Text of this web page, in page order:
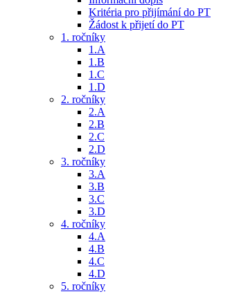
Kritéria pro přijímání do PT
Žádost k přijetí do PT
1. ročníky
1.A
1.B
1.C
1.D
2. ročníky
2.A
2.B
2.C
2.D
3. ročníky
3.A
3.B
3.C
3.D
4. ročníky
4.A
4.B
4.C
4.D
5. ročníky